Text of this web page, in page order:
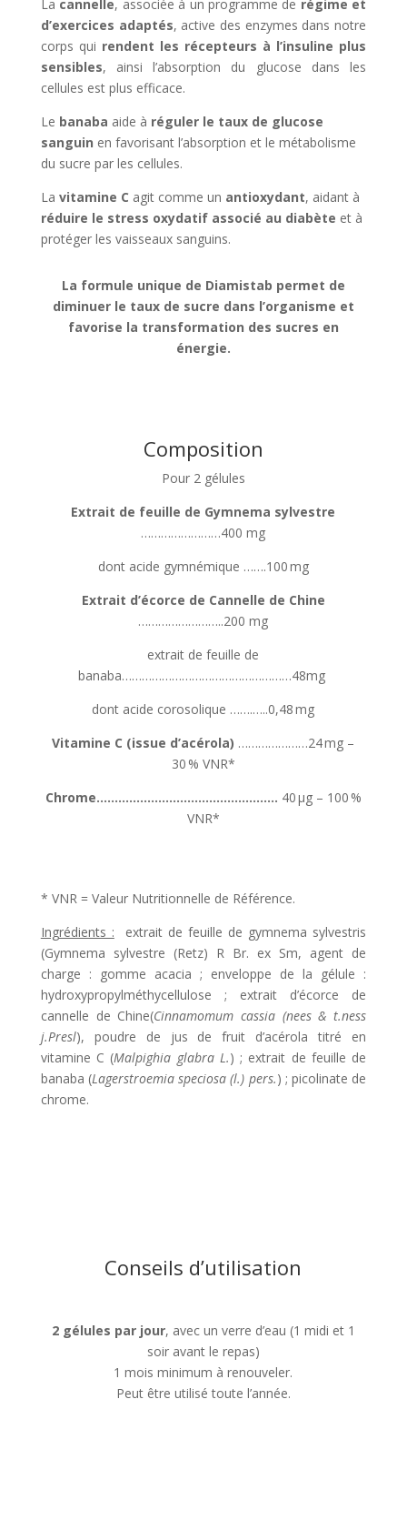
La cannelle, associée à un programme de régime et
d’exercices adaptés, active des enzymes dans notre
corps qui rendent les récepteurs à l’insuline plus
sensibles, ainsi l’absorption du glucose dans les
cellules est plus efficace.
Le banaba aide à réguler le taux de glucose
sanguin en favorisant l’absorption et le métabolisme
du sucre par les cellules.
La vitamine C agit comme un antioxydant, aidant à
réduire le stress oxydatif associé au diabète et à
protéger les vaisseaux sanguins.
La formule unique de Diamistab permet de
diminuer le taux de sucre dans l’organisme et
favorise la transformation des sucres en
énergie.
Composition
Pour 2 gélules
Extrait de feuille de Gymnema sylvestre
……………………400 mg
dont acide gymnémique …….100 mg
Extrait d’écorce de Cannelle de Chine
……………………..200 mg
extrait de feuille de
banaba……………………………………………48mg
dont acide corosolique …….…..0,48 mg
Vitamine C (issue d’acérola) …………………24 mg –
30 % VNR*
Chrome……………………………………….…. 40 µg – 100 %
VNR*
* VNR = Valeur Nutritionnelle de Référence.
Ingrédients : extrait de feuille de gymnema sylvestris
(Gymnema sylvestre (Retz) R Br. ex Sm, agent de
charge : gomme acacia ; enveloppe de la gélule :
hydroxypropylméthycellulose ; extrait d’écorce de
cannelle de Chine(Cinnamomum cassia (nees & t.ness
j.Presl), poudre de jus de fruit d’acérola titré en
vitamine C (Malpighia glabra L.) ; extrait de feuille de
banaba (Lagerstroemia speciosa (l.) pers.) ; picolinate de
chrome.
Conseils d’utilisation
2 gélules par jour, avec un verre d’eau (1 midi et 1
soir avant le repas)
1 mois minimum à renouveler.
Peut être utilisé toute l’année.